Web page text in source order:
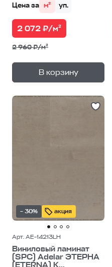
Цена за м² уп.
2 072 ₽/м²
2 960 ₽/м²
В корзину
— 1уп.
– 30% акция
Арт. AE-14213LH
Виниловый ламинат
(SPC) Adelar ЭТЕРНА
(ETERNA) К...